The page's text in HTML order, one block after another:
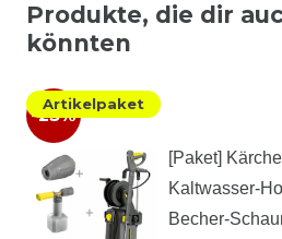
Produkte, die dir
könnten
-23%
Artikelpaket
[Paket]
Kaltwasser-
Becher-